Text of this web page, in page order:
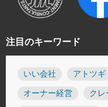
注目のキーワード
いい会社 アトツギ
オーナー経営 クレ